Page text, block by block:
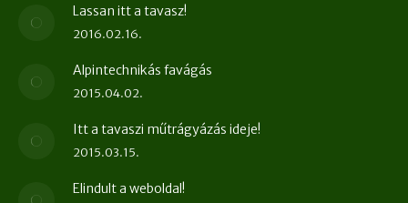
Lassan itt a tavasz!
2016.02.16.
Alpintechnikás favágás
2015.04.02.
Itt a tavaszi műtrágyázás ideje!
2015.03.15.
Elindult a weboldal!